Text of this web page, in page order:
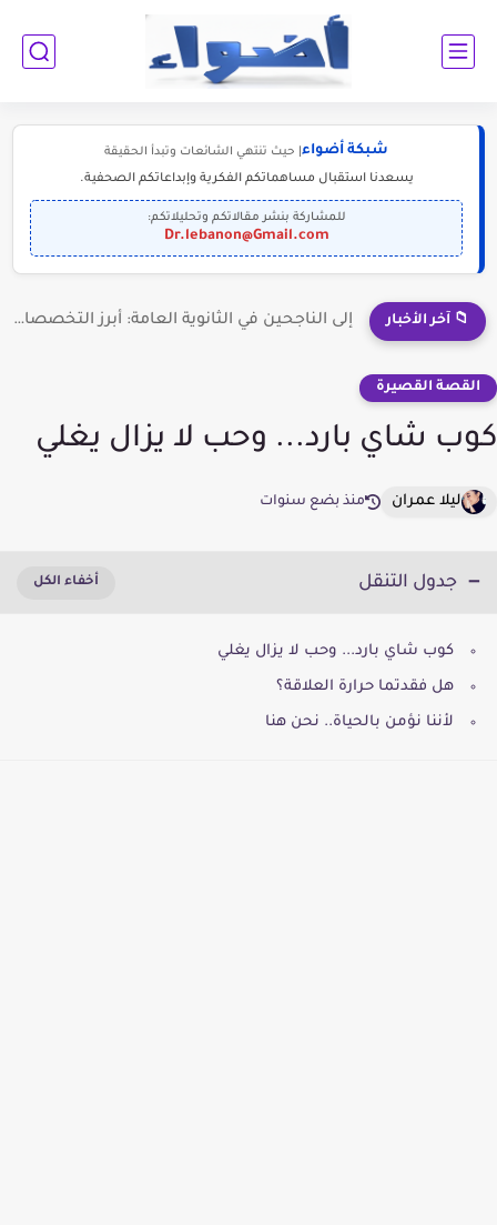
شبكة أضواء | حيث تنتهي الشائعات وتبدأ الحقيقة
يسعدنا استقبال مساهماتكم الفكرية وإبداعاتكم الصحفية.
للمشاركة بنشر مقالاتكم وتحليلاتكم:
Dr.lebanon@Gmail.com
📁 آخر الأخبار إلى الناجحين في الثانوية العامة: أبرز التخصصات المطلوبة للمستقبل (2030-2050)
القصة القصيرة
كوب شاي بارد... وحب لا يزال يغلي
ليلا عمران منذ بضع سنوات
جدول التنقل
كوب شاي بارد... وحب لا يزال يغلي
هل فقدتما حرارة العلاقة؟
لأننا نؤمن بالحياة.. نحن هنا